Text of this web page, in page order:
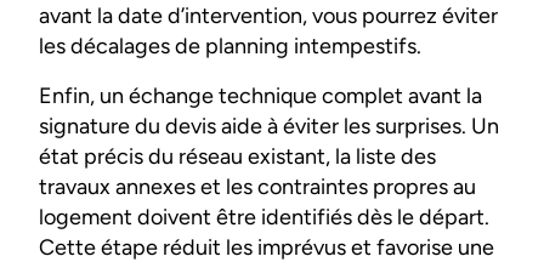
avant la date d’intervention, vous pourrez éviter
les décalages de planning intempestifs.
Enfin, un échange technique complet avant la
signature du devis aide à éviter les surprises. Un
état précis du réseau existant, la liste des
travaux annexes et les contraintes propres au
logement doivent être identifiés dès le départ.
Cette étape réduit les imprévus et favorise une